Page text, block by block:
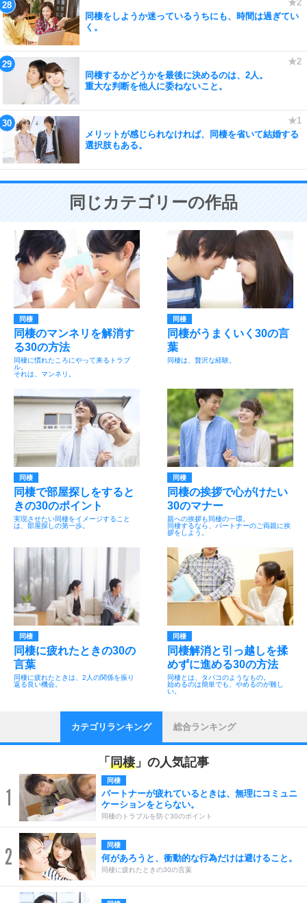
同棲をしようか迷っているうちにも、時間は過ぎてい
く。
同棲するかどうかを最後に決めるのは、2人。
重大な判断を他人に委ねないこと。
メリットが感じられなければ、同棲を省いて結婚する
選択肢もある。
同じカテゴリーの作品
同棲
同棲のマンネリを解消す
る30の方法
同棲に慣れたころにやって来るトラブ
ル。
それは、マンネリ。
同棲
同棲がうまくいく30の言
葉
同棲は、贅沢な経験。
同棲
同棲で部屋探しをすると
きの30のポイント
実現させたい同棲をイメージすること
は、部屋探しの第一歩。
同棲
同棲の挨拶で心がけたい
30のマナー
親への挨拶も同棲の一環。
同棲するなら、パートナーのご両親に挨
拶をしよう。
同棲
同棲に疲れたときの30の
言葉
同棲に疲れたときは、2人の関係を振り
返る良い機会。
同棲
同棲解消と引っ越しを揉
めずに進める30の方法
同棲とは、タバコのようなもの。
始めるのは簡単でも、やめるのが難し
い。
カテゴリランキング 総合ランキング
「 同棲」の人気記事
1
同棲
パートナーが疲れているときは、無理にコミュニ
ケーションをとらない。
同棲のトラブルを防ぐ30のポイント
2 同棲
何があろうと、衝動的な行為だけは避けること。
同棲に疲れたときの30の言葉